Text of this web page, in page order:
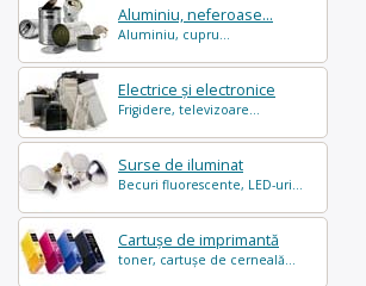
Aluminiu, neferoase...
Aluminiu, cupru...
Electrice și electronice
Frigidere, televizoare...
Surse de iluminat
Becuri fluorescente, LED-uri...
Cartușe de imprimantă
toner, cartușe de cerneală...